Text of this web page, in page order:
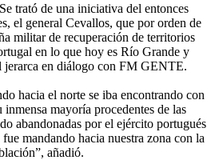
trató de una iniciativa del entonces
el general Cevallos, que por orden de
militar de recuperación de territorios
en lo que hoy es Río Grande y
jerarca en diálogo con FM GENTE.
hacia el norte se iba encontrando con
mayoría procedentes de las
abandonadas por el ejército portugués
mandando hacia nuestra zona con la
añadió.